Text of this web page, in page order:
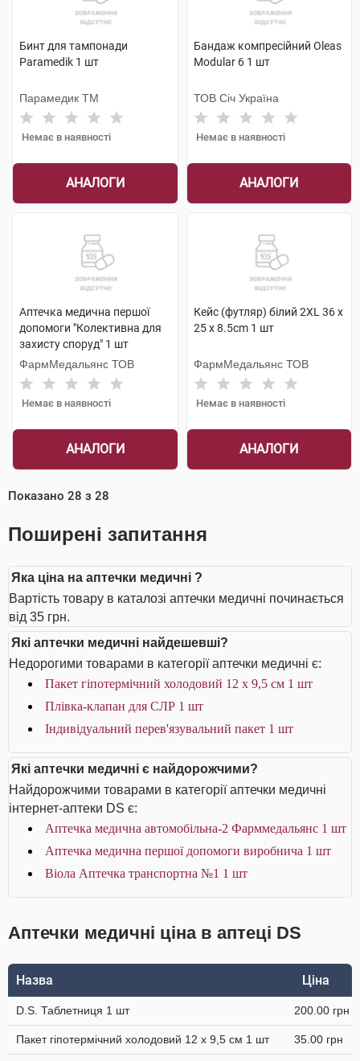
Бинт для тампонади
Paramedik 1 шт
Парамедик ТМ
Немає в наявності
АНАЛОГИ
Бандаж компресійний Oleas
Modular 6 1 шт
ТОВ Січ Україна
Немає в наявності
АНАЛОГИ
Аптечка медична першої
допомоги "Колективна для
захисту споруд" 1 шт
ФармМедальянс ТОВ
Немає в наявності
АНАЛОГИ
Кейс (футляр) білий 2XL 36 x
25 x 8.5cm 1 шт
ФармМедальянс ТОВ
Немає в наявності
АНАЛОГИ
Показано 28 з 28
Поширені запитання
Яка ціна на аптечки медичні ?
Вартість товару в каталозі аптечки медичні починається
від 35 грн.
Які аптечки медичні найдешевші?
Недорогими товарами в категорії аптечки медичні є:
Пакет гіпотермічний холодовий 12 x 9,5 см 1 шт
Плівка-клапан для СЛР 1 шт
Індивідуальний перев'язувальний пакет 1 шт
Які аптечки медичні є найдорожчими?
Найдорожчими товарами в категорії аптечки медичні
інтернет-аптеки DS є:
Аптечка медична автомобільна-2 Фарммедальянс 1 шт
Аптечка медична першої допомоги виробнича 1 шт
Віола Аптечка транспортна №1 1 шт
Аптечки медичні ціна в аптеці DS
Назва Ціна
D.S. Таблетниця 1 шт 200.00 грн
Пакет гіпотермічний холодовий 12 x 9,5 см 1 шт 35.00 грн